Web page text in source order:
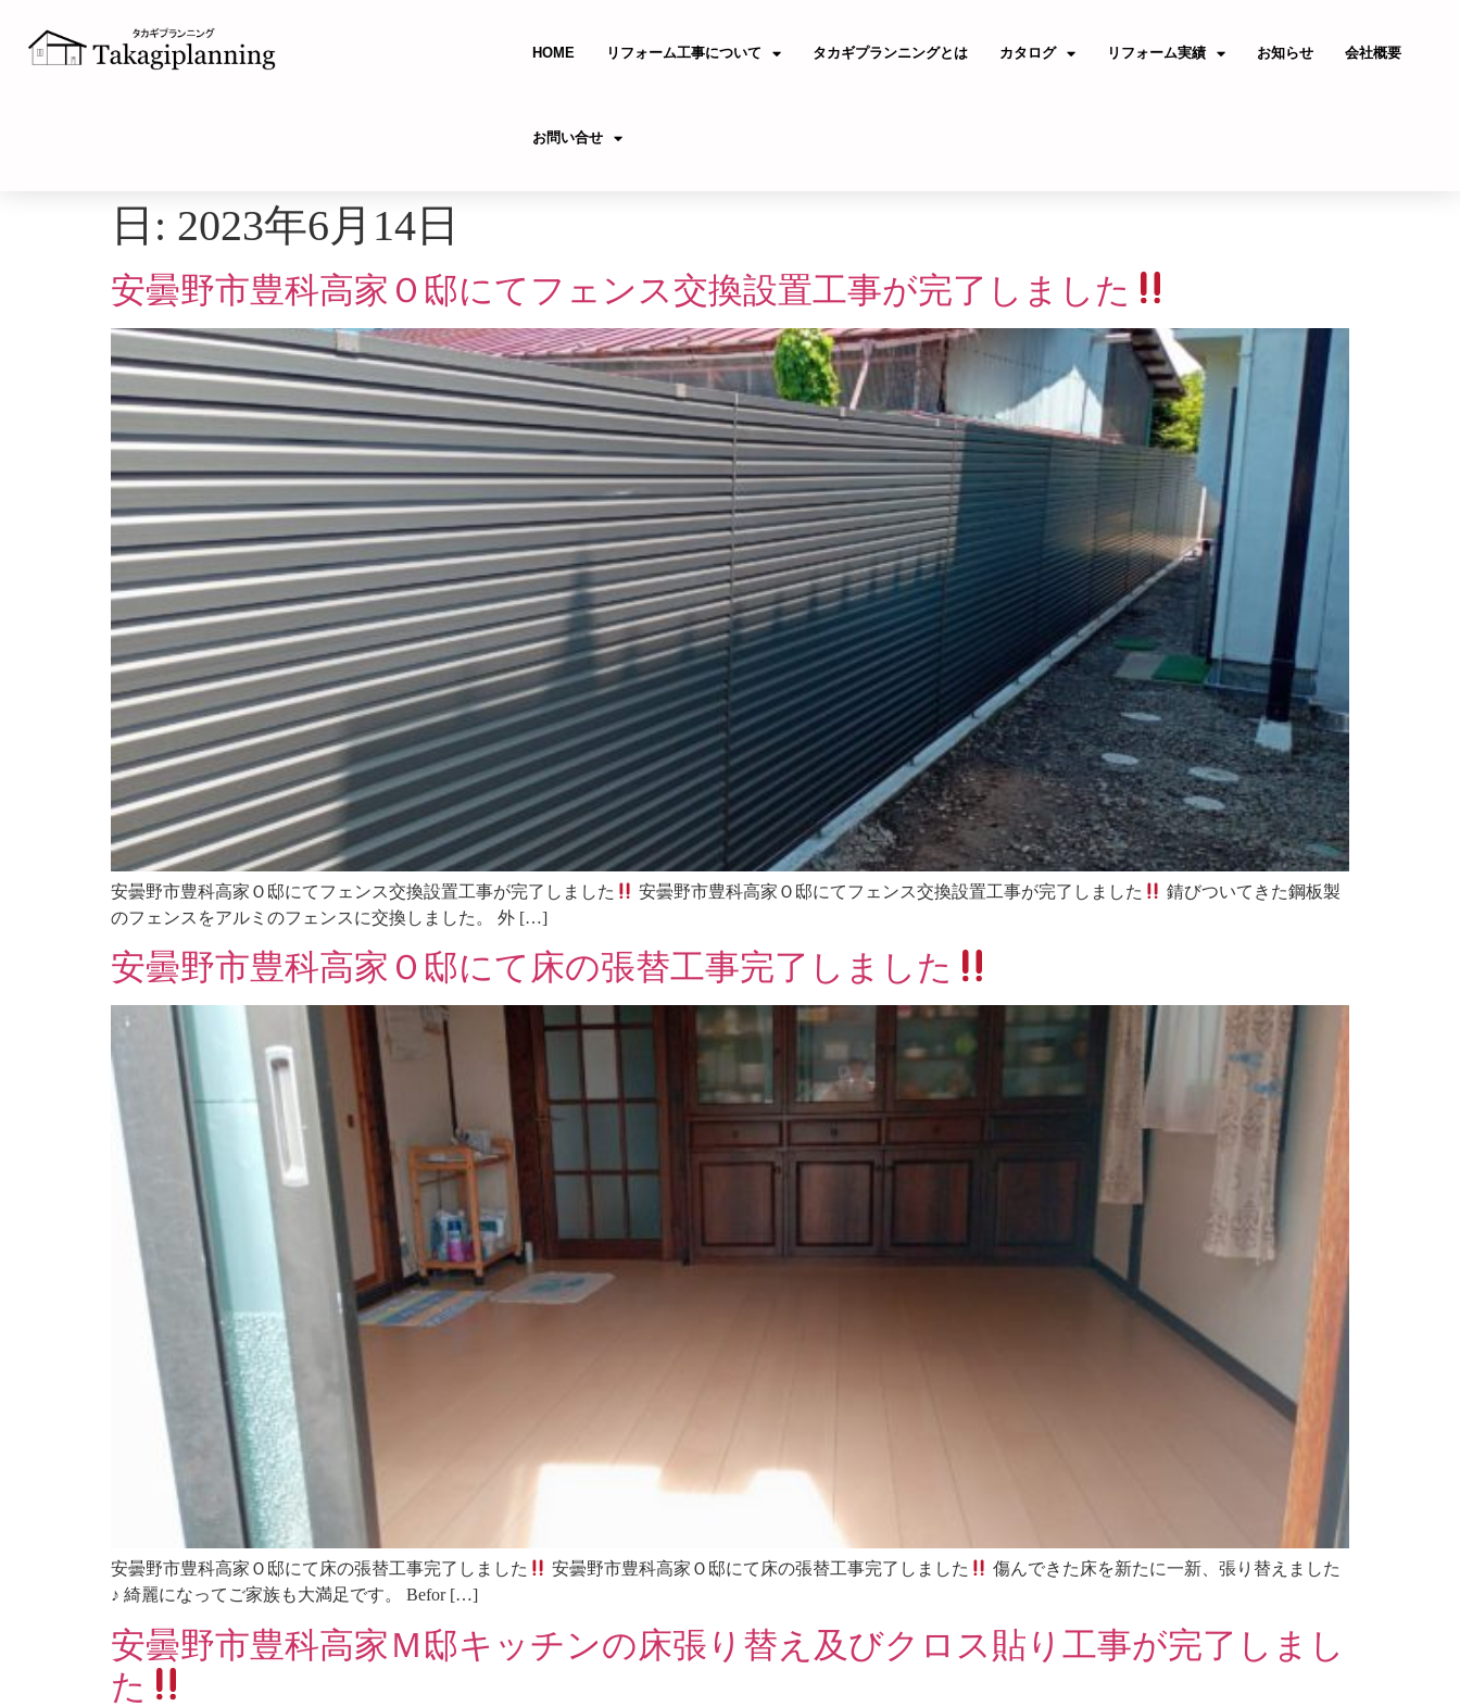
HOME リフォーム工事について タカギプランニングとは カタログ リフォーム実績 お知らせ 会社概要
お問い合せ
日: 2023年6月14日
安曇野市豊科高家Ｏ邸にてフェンス交換設置工事が完了しました
安曇野市豊科高家Ｏ邸にてフェンス交換設置工事が完了しました 安曇野市豊科高家Ｏ邸にてフェンス交換設置工事が完了しました
錆びついてきた鋼板製
のフェンスをアルミのフェンスに交換しました。 外 […]
安曇野市豊科高家Ｏ邸にて床の張替工事完了しました
安曇野市豊科高家Ｏ邸にて床の張替工事完了しました 安曇野市豊科高家Ｏ邸にて床の張替工事完了しました
傷んできた床を新たに一新、張り替えました
♪ 綺麗になってご家族も大満足です。 Befor […]
安曇野市豊科高家Ｍ邸キッチンの床張り替え及びクロス貼り工事が完了しまし
た